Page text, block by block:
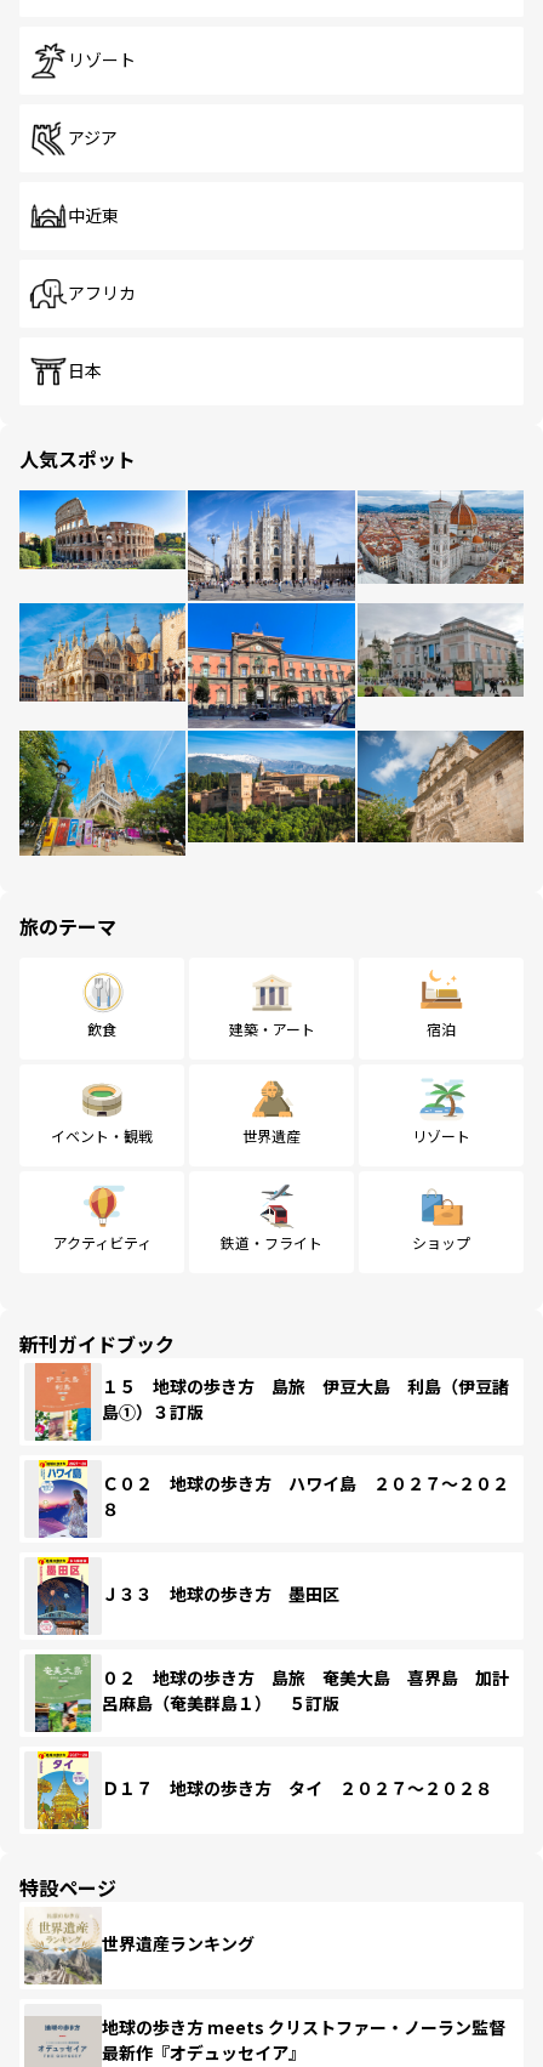
リゾート
アジア
中近東
アフリカ
日本
人気スポット
旅のテーマ
飲食 建築・アート 宿泊
イベント・観戦 世界遺産 リゾート
アクティビティ 鉄道・フライト ショップ
新刊ガイドブック
１５ 地球の歩き方 島旅 伊豆大島 利島（伊豆諸
島①）３訂版
Ｃ０２ 地球の歩き方 ハワイ島 ２０２７～２０２
８
Ｊ３３ 地球の歩き方 墨田区
０２ 地球の歩き方 島旅 奄美大島 喜界島 加計
呂麻島（奄美群島１） ５訂版
Ｄ１７ 地球の歩き方 タイ ２０２７～２０２８
特設ページ
世界遺産ランキング
地球の歩き方 meets クリストファー・ノーラン監督
最新作『オデュッセイア』